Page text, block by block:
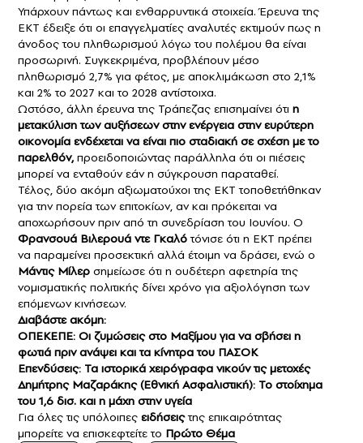
Υπάρχουν πάντως και ενθαρρυντικά στοιχεία. Έρευνα της
ΕΚΤ έδειξε ότι οι επαγγελματίες αναλυτές εκτιμούν πως η
άνοδος του πληθωρισμού λόγω του πολέμου θα είναι
προσωρινή. Συγκεκριμένα, προβλέπουν μέσο
πληθωρισμό 2,7% για φέτος, με αποκλιμάκωση στο 2,1%
και 2% το 2027 και το 2028 αντίστοιχα.
Ωστόσο, άλλη έρευνα της Τράπεζας επισημαίνει ότι η
μετακύλιση των αυξήσεων στην ενέργεια στην ευρύτερη
οικονομία ενδέχεται να είναι πιο σταδιακή σε σχέση με το
παρελθόν,προειδοποιώντας παράλληλα ότι οι πιέσεις
μπορεί να ενταθούν εάν η σύγκρουση παραταθεί.
Τέλος, δύο ακόμη αξιωματούχοι της ΕΚΤ τοποθετήθηκαν
για την πορεία των επιτοκίων, αν και πρόκειται να
αποχωρήσουν πριν από τη συνεδρίαση του Ιουνίου. Ο
Φρανσουά Βιλερουά ντε Γκαλό τόνισε ότι η ΕΚΤ πρέπει
να παραμείνει προσεκτική αλλά έτοιμη να δράσει, ενώ ο
Μάντις Μίλερ σημείωσε ότι η ουδέτερη αφετηρία της
νομισματικής πολιτικής δίνει χρόνο για αξιολόγηση των
επόμενων κινήσεων.
Διαβάστε ακόμη:
ΟΠΕΚΕΠΕ: Οι ζυμώσεις στο Μαξίμου για να σβήσει η
φωτιά πριν ανάψει και τα κίνητρα του ΠΑΣΟΚ
Επενδύσεις: Τα ιστορικά χειρόγραφα νικούν τις μετοχές
Δημήτρης Μαζαράκης (Εθνική Ασφαλιστική): Το στοίχημα
του 1,6 δισ. και η μάχη στην υγεία
Για όλες τις υπόλοιπες ειδήσειςτης επικαιρότητας
μπορείτε να επισκεφτείτε το Πρώτο Θέμα